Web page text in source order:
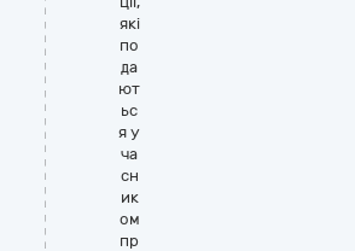
які
по
да
ют
ьс
я у
ча
сн
ик
ом
пр